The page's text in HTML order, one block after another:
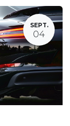
SEPT.
04